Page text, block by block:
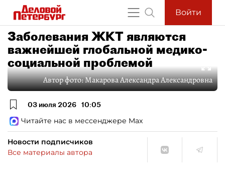
Войти
Заболевания ЖКТ являются
важнейшей глобальной медико-
социальной проблемой
Автор фото:Макарова Александра Александровна
03 июля 2026 10:05
Читайте нас в мессенджере Max
Новости подписчиков
Все материалы автора